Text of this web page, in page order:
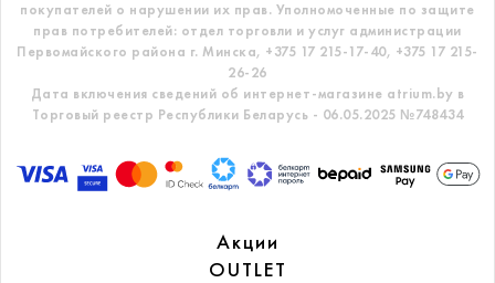
покупателей о нарушении их прав. Уполномоченные по защите
прав потребителей: отдел торговли и услуг администрации
Первомайского района г. Минска, +375 17 215-17-40, +375 17 215-
26-26
Дата включения сведений об интернет-магазине atrium.by в
Торговый реестр Республики Беларусь - 06.05.2025 №748434
Акции
OUTLET